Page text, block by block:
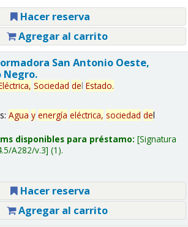
Hacer reserva
Agregar al carrito
San Antonio Oeste,
Negro.
Sociedad del Estado.
Agua y energía eléctrica, sociedad del
disponibles para préstamo: Signatura
A282/v.3 (1).
Hacer reserva
Agregar al carrito